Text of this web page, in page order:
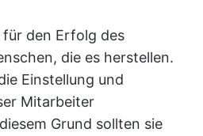
den Erfolg des
die es herstellen.
Einstellung und
Mitarbeiter
Grund sollten sie